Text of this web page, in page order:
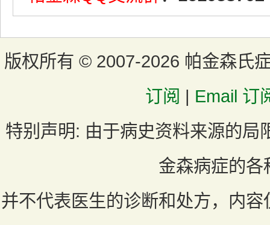
版权所有 © 2007-2026 帕金森氏
订阅 | Email 订
特别声明: 由于病史资料来源的局
金森病症的各
并不代表医生的诊断和处方，内